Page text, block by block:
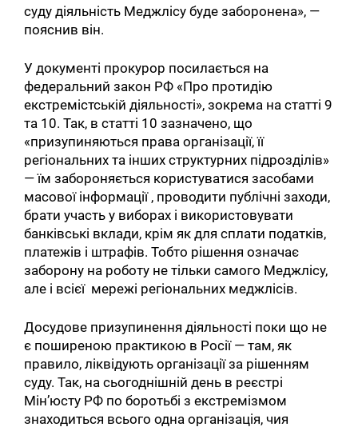
суду діяльність Меджлісу буде заборонена», —
пояснив він.
У документі прокурор посилається на
федеральний закон РФ «Про протидію
екстремістській діяльності», зокрема на статті 9
та 10. Так, в статті 10 зазначено, що
«призупиняються права організації, її
регіональних та інших структурних підрозділів»
— їм забороняється користуватися засобами
масової інформації , проводити публічні заходи,
брати участь у виборах і використовувати
банківські вклади, крім як для сплати податків,
платежів і штрафів. Тобто рішення означає
заборону на роботу не тільки самого Меджлісу,
але і всієї мережі регіональних меджлісів.
Досудове призупинення діяльності поки що не
є поширеною практикою в Росії — там, як
правило, ліквідують організації за рішенням
суду. Так, на сьогоднішній день в реєстрі
Мін’юсту РФ по боротьбі з екстремізмом
знаходиться всього одна організація, чия